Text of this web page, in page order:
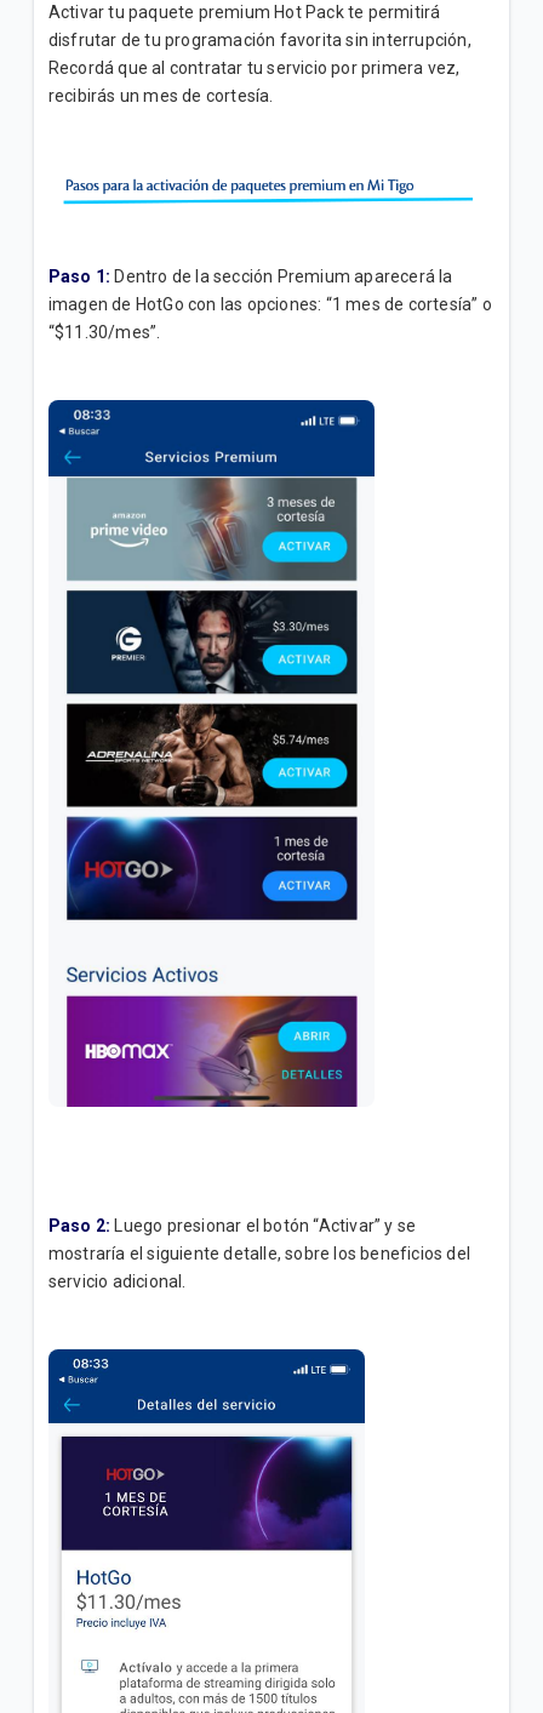
Creación de credenciales en VIX Premium | General
Addons Premium de Contenido para Servicio
Activar tu paquete premium Hot Pack te permitirá
disfrutar de tu programación favorita sin interrupción,
Recordá que al contratar tu servicio por primera vez,
recibirás un mes de cortesía.
Paso 1: Dentro de la sección Premium aparecerá la
imagen de HotGo con las opciones: “1 mes de cortesía” o
“$11.30/mes”.
Paso 2: Luego presionar el botón “Activar” y se
mostraría el siguiente detalle, sobre los beneficios del
servicio adicional.